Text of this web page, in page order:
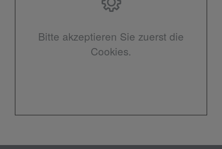
Bitte akzeptieren Sie zuerst die
Cookies.